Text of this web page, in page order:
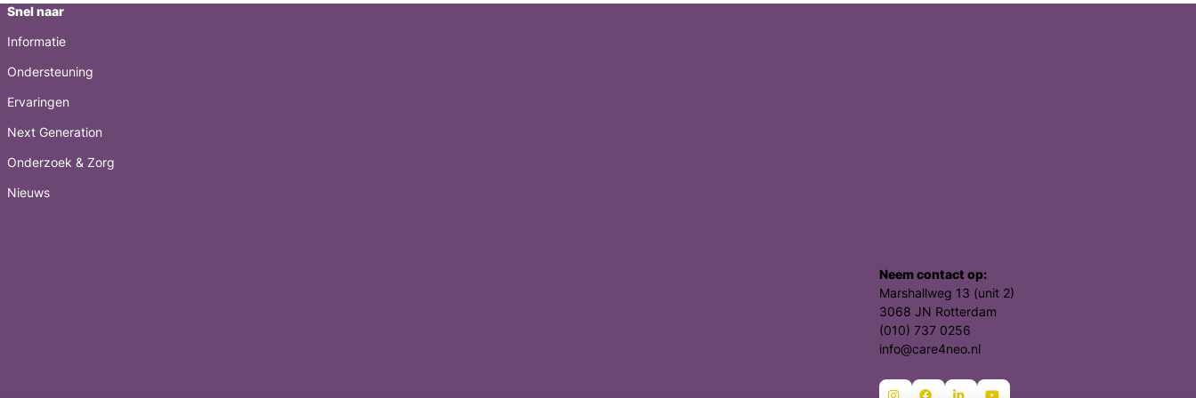
Snel naar
Informatie
Ondersteuning
Ervaringen
Next Generation
Onderzoek & Zorg
Nieuws
Neem contact op:
Marshallweg 13 (unit 2)
3068 JN Rotterdam
(010) 737 0256
info@care4neo.nl